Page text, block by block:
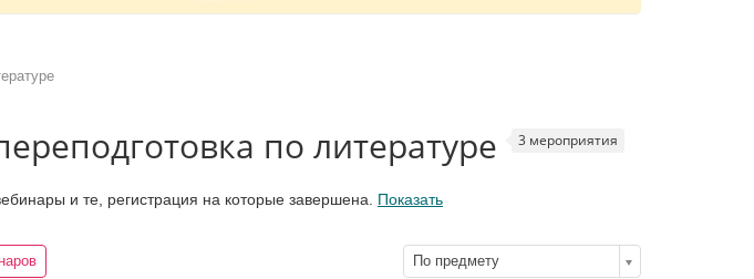
по литературе 3 мероприятия
и те, регистрация на которые завершена. Показать
По предмету